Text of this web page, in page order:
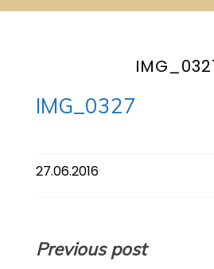
IMG_0327
27.06.2016
Навигация
Previous post